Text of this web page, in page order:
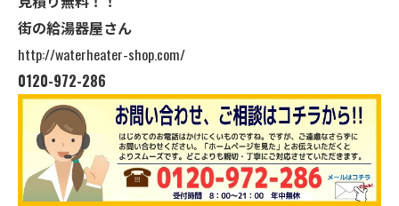
街の給湯器屋さん
http://waterheater-shop.com/
0120-972-286